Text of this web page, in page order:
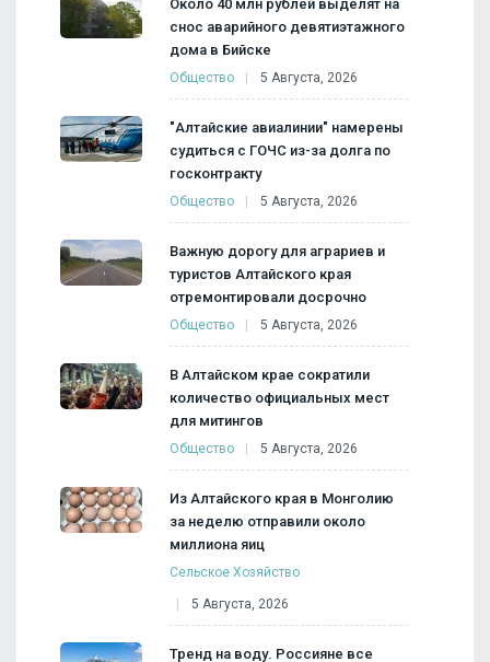
Около 40 млн рублей выделят на
снос аварийного девятиэтажного
дома в Бийске
Общество 5 Августа, 2026
"Алтайские авиалинии" намерены
судиться с ГОЧС из-за долга по
госконтракту
Общество 5 Августа, 2026
Важную дорогу для аграриев и
туристов Алтайского края
отремонтировали досрочно
Общество 5 Августа, 2026
В Алтайском крае сократили
количество официальных мест
для митингов
Общество 5 Августа, 2026
Из Алтайского края в Монголию
за неделю отправили около
миллиона яиц
Сельское Хозяйство
5 Августа, 2026
Тренд на воду. Россияне все